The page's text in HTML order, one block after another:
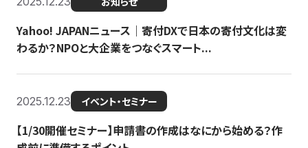
Yahoo! JAPANニュース｜寄付DXで日本の寄付文化は変
わるか？NPOと大企業をつなぐスマート...
2025.12.23 イベント・セミナー
【1/30開催セミナー】申請書の作成はなにから始める？作